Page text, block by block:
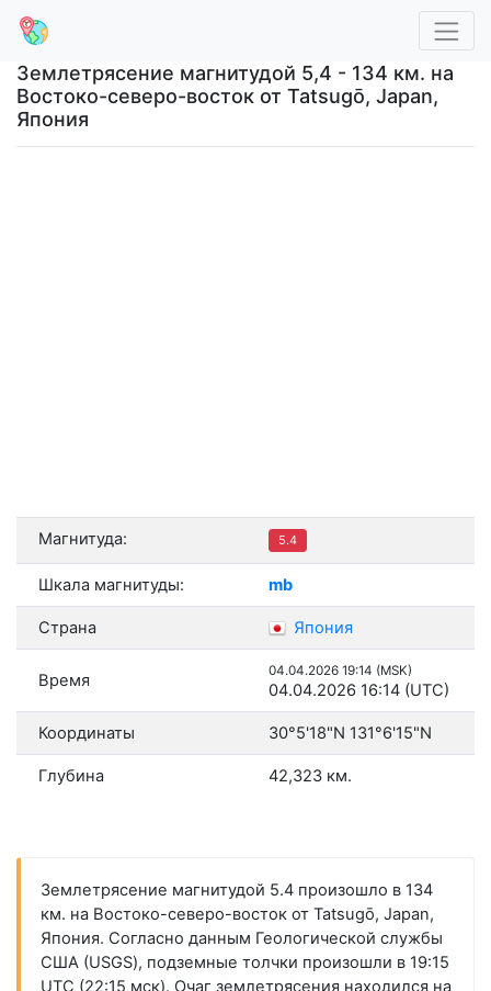
Землетрясение магнитудой 5,4 - 134 км. на
Востоко-северо-восток от Tatsugō, Japan,
Япония
Магнитуда: 5.4
Шкала магнитуды: mb
Страна Япония
Время 04.04.2026 19:14 (MSK)
04.04.2026 16:14 (UTC)
Координаты 30°5'18"N 131°6'15"N
Глубина 42,323 км.
Землетрясение магнитудой 5.4 произошло в 134
км. на Востоко-северо-восток от Tatsugō, Japan,
Япония. Согласно данным Геологической службы
США (USGS), подземные толчки произошли в 19:15